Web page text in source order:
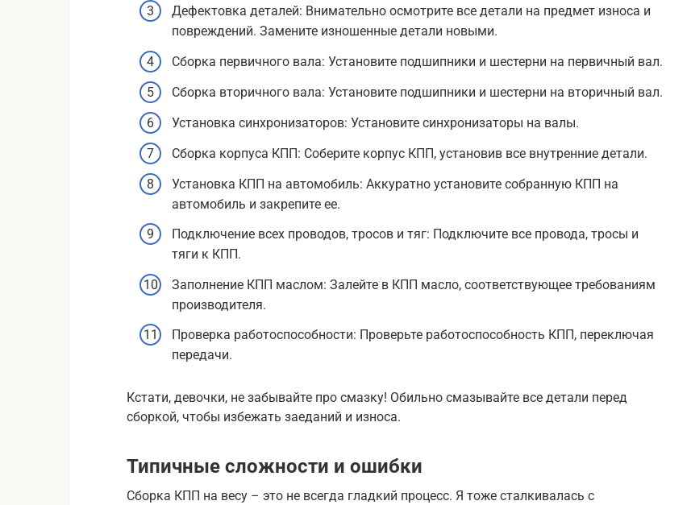
Дефектовка деталей: Внимательно осмотрите все детали на предмет износа и
повреждений. Замените изношенные детали новыми.
Сборка первичного вала: Установите подшипники и шестерни на первичный вал.
Сборка вторичного вала: Установите подшипники и шестерни на вторичный вал.
Установка синхронизаторов: Установите синхронизаторы на валы.
Сборка корпуса КПП: Соберите корпус КПП, установив все внутренние детали.
Установка КПП на автомобиль: Аккуратно установите собранную КПП на
автомобиль и закрепите ее.
Подключение всех проводов, тросов и тяг: Подключите все провода, тросы и
тяги к КПП.
Заполнение КПП маслом: Залейте в КПП масло, соответствующее требованиям
производителя.
Проверка работоспособности: Проверьте работоспособность КПП, переключая
передачи.
Кстати, девочки, не забывайте про смазку! Обильно смазывайте все детали перед
сборкой, чтобы избежать заеданий и износа.
Типичные сложности и ошибки
Сборка КПП на весу – это не всегда гладкий процесс. Я тоже сталкивалась с